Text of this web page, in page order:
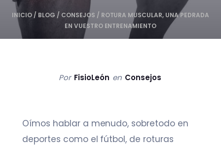
INICIO / BLOG / CONSEJOS / ROTURA MUSCULAR, UNA PEDRADA
EN VUESTRO ENTRENAMIENTO
Por FisioLeón en Consejos
Oímos hablar a menudo, sobretodo en
deportes como el fútbol, de roturas